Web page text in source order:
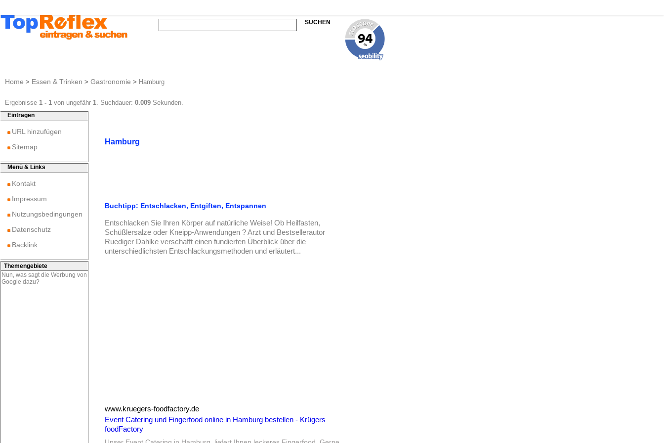
SUCHEN
Home > Essen & Trinken > Gastronomie > Hamburg
Ergebnisse 1 - 1 von ungefähr 1 . Suchdauer: 0.009 Sekunden.
Hamburg
Buchtipp: Entschlacken, Entgiften, Entspannen
Entschlacken Sie Ihren Körper auf natürliche Weise! Ob Heilfasten,
Schüßlersalze oder Kneipp-Anwendungen ? Arzt und Bestsellerautor
Ruediger Dahlke verschafft einen fundierten Überblick über die
unterschiedlichsten Entschlackungsmethoden und erläutert...
www.kruegers-foodfactory.de
Event Catering und Fingerfood online in Hamburg bestellen - Krügers
foodFactory
Eintragen
URL hinzufügen
Sitemap
Menü & Links
Kontakt
Impressum
Nutzungsbedingungen
Datenschutz
Backlink
Themengebiete
Nun, was sagt die Werbung von
Google dazu?